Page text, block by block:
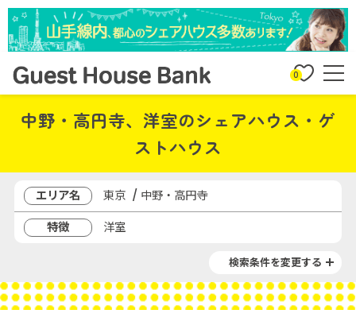
0
中野・高円寺、洋室のシェアハウス・ゲ
ストハウス
エリア名
東京 / 中野・高円寺
特徴
洋室
検索条件を変更する